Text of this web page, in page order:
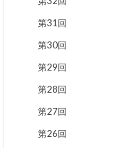
第31回
第30回
第29回
第28回
第27回
第26回